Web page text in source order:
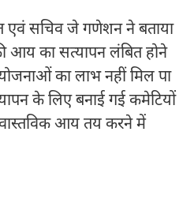
सचिवजे गणेशनने बताया
आय का सत्यापन लंबित होने
का लाभ नहीं मिल पा
के लिए बनाई गई कमेटियों
आय तय करने में